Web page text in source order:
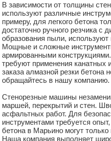
В зависимости от толщины
используют различные
примеру, для легкого бетона
достаточно ручного резчика с
образования пыли,
Мощные и сложные
армированными
требуют применения канатных
заказа алмазной резки бетона
обращайтесь в нашу компанию.
Стенорезные машины
маршей, перекрытий и стен.
асфальтных работ. Для
инструментами требуется
бетона в Марьино могут
Наша компания выполняет